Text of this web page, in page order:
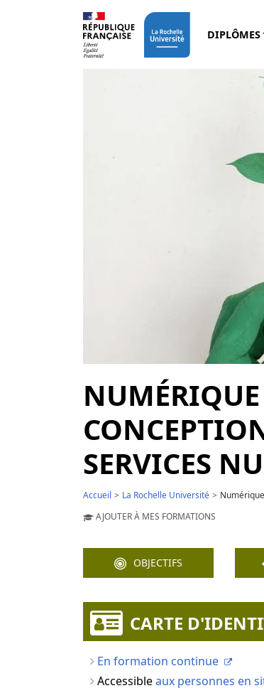
Aller au contenu principal
DIPLÔMES
SERVICES
Accueil La Rochelle Université
AJOUTER À MES FORMATIONS
OBJECTIFS
CARTE
En formation continue
Accessibleaux personnes en